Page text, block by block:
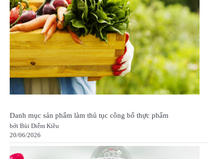
Danh mục sản phẩm làm thủ tục công bố thực phẩm
bởi Bùi Diễm Kiều
20/06/2026